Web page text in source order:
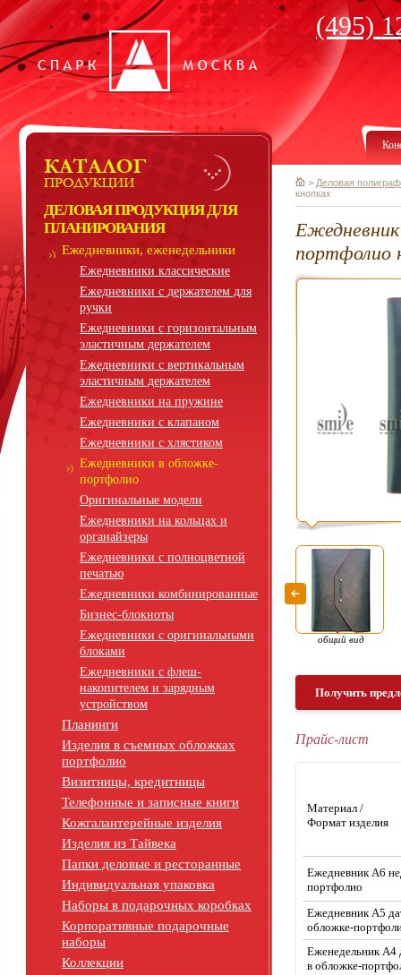
(495)
ДЕЛОВАЯ ПРОДУКЦИЯ ДЛЯ
ПЛАНИРОВАНИЯ
Ежедневники, еженедельники
Ежедневники классические
Ежедневники с держателем для
ручки
Ежедневники с горизонтальным
эластичным держателем
Ежедневники с вертикальным
эластичным держателем
Ежедневники на пружине
Ежедневники с клапаном
Ежедневники с хлястиком
Ежедневники в обложке-
портфолио
Оригинальные модели
Ежедневники на кольцах и
органайзеры
Ежедневники с полноцветной
печатью
Ежедневники комбинированные
Бизнес-блокноты
Ежедневники с оригинальными
блоками
Ежедневники с флеш-
накопителем и зарядным
устройством
Планинги
Изделия в съемных обложках
портфолио
Визитницы, кредитницы
Телефонные и записные книги
Кожгалантерейные изделия
Изделия из Тайвека
Папки деловые и ресторанные
Индивидуальная упаковка
Наборы в подарочных коробках
Корпоративные подарочные
наборы
Коллекции
> Деловая
кнопках
портфолио
общий вид
Получить
Прайс-лист
Материал /
Формат изделия
Ежедневник А6
портфолио
Ежедневник А5
обложке-
Еженедельник А4
в обложке-